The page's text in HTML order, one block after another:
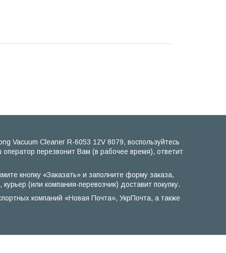
Vacuum Cleaner R-6053 12V 8079, воспользуйтесь
перезвонит Вам (в рабочее время), ответит
кнопку «Заказать» и заполните форму заказа,
(или компания-перевозчик) доставит покупку.
компаний «Новая Почта», УкрПочта, а также